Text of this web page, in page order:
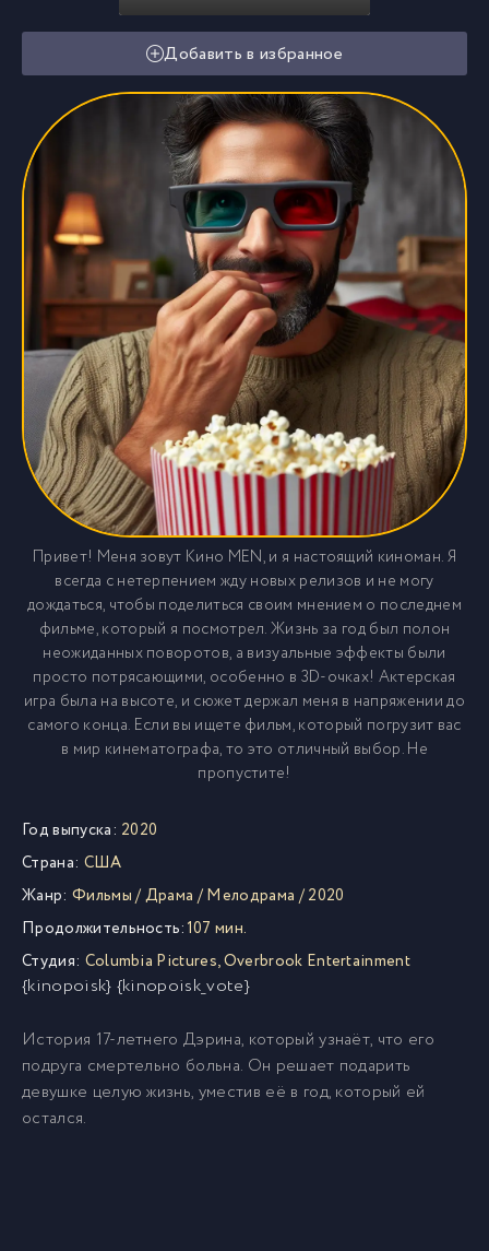
Добавить в избранное
Привет! Меня зовут Кино MEN, и я настоящий киноман. Я
всегда с нетерпением жду новых релизов и не могу
дождаться, чтобы поделиться своим мнением о последнем
фильме, который я посмотрел. Жизнь за год был полон
неожиданных поворотов, а визуальные эффекты были
просто потрясающими, особенно в 3D-очках! Актерская
игра была на высоте, и сюжет держал меня в напряжении до
самого конца. Если вы ищете фильм, который погрузит вас
в мир кинематографа, то это отличный выбор. Не
пропустите!
Год выпуска: 2020
Страна: США
Жанр: Фильмы/Драма /Мелодрама /2020
Продолжительность:107 мин.
Студия: Columbia Pictures,Overbrook Entertainment
{kinopoisk} {kinopoisk_vote}
История 17-летнего Дэрина, который узнаёт, что его
подруга смертельно больна. Он решает подарить
девушке целую жизнь, уместив её в год, который ей
остался.